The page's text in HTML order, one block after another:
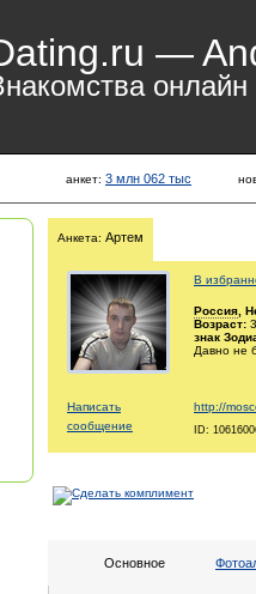
—
онлайн
анкет: 3 млн 062 тыс
Анкета: Артем
В
Россия ,
Возраст:
знак
Давно не
Написать
сообщение
http://
ID:
Основное